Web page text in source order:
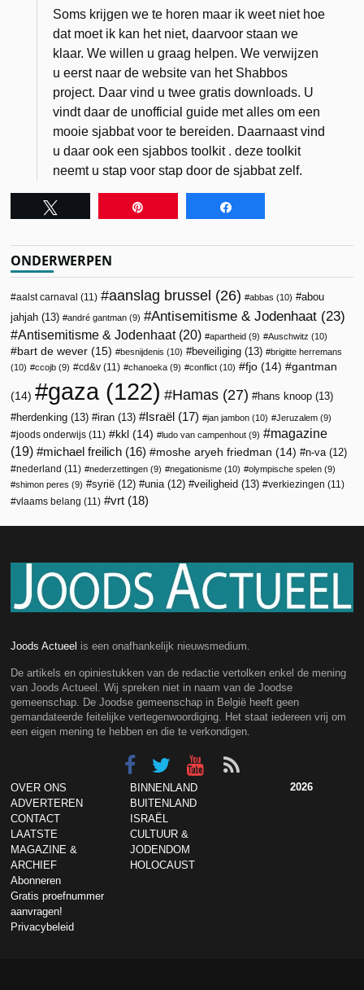
Soms krijgen we te horen maar ik weet niet hoe
dat moet ik kan het niet, daarvoor staan we
klaar. We willen u graag helpen. We verwijzen
u eerst naar de website van het Shabbos
project. Daar vind u twee gratis downloads. U
vindt daar de unofficial guide met alles om een
mooie sjabbat voor te bereiden. Daarnaast vind
u daar ook een sjabbos toolkit . deze toolkit
neemt u stap voor stap door de sjabbat zelf.
ONDERWERPEN
aalst carnaval (11) aanslag brussel (26) abbas (10)
abou
jahjah (13) andré gantman (9) Antisemitisme & Jodenhaat (23)
Antisemitisme & Jodenhaat(20) apartheid (9) Auschwitz (10)
bart de wever (15) besnijdenis (10) beveiliging (13)
brigitte herremans
(10)
ccojb (9) cd&v (11) chanoeka (9) conflict (10) fjo (14) gantman
(14) gaza(122) Hamas (27) hans knoop (13)
herdenking (13) iran (13) Israël (17) jan jambon (10) Jeruzalem (9)
joods onderwijs (11) kkl (14) ludo van campenhout (9)
magazine
(19)
michael freilich (16) moshe aryeh friedman (14) n-va(12)
nederland (11) nederzettingen (9) negationisme (10) olympische spelen (9)
shimon peres (9) syrië (12) unia(12) veiligheid (13) verkiezingen (11)
vlaams belang (11) vrt (18)
Joods Actueel is een onafhankelijk nieuwsmedium.
De artikels en opiniestukken van de redactie vertolken enkel de mening
van Joods Actueel. Wij spreken niet in naam van de Joodse
gemeenschap. De Joodse gemeenschap in België heeft geen
gemandateerde feitelijke vertegenwoordiging. Het staat iedereen vrij om
een eigen mening te hebben en die te verkondigen.
OVER ONS
ADVERTEREN
CONTACT
LAATSTE
MAGAZINE &
ARCHIEF
Abonneren
Gratis proefnummer
aanvragen!
Privacybeleid
BINNENLAND
BUITENLAND
ISRAËL
CULTUUR &
JODENDOM
HOLOCAUST
2026